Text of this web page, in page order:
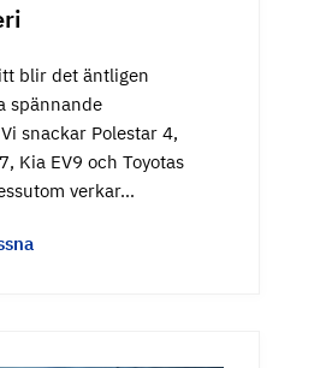
blir det äntligen
spännande
snackar Polestar 4,
Kia EV9 och Toyotas
verkar…